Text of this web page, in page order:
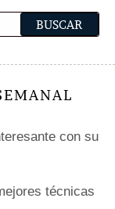
con su
técnicas